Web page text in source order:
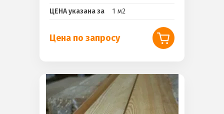
ЦЕНА указана за
1 м2
Цена по запросу